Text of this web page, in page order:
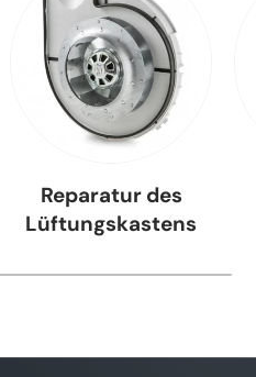
Reparatur des
Lüftungskastens